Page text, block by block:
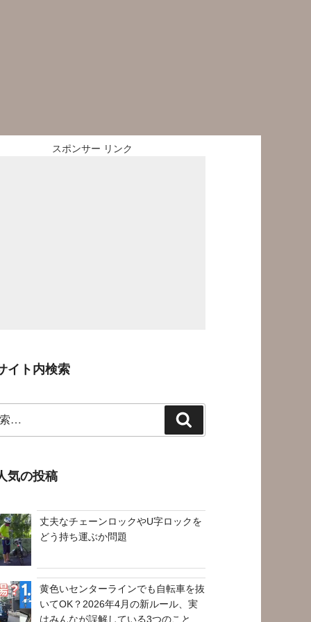
スポンサー リンク
イト内検索
索
気の投稿
丈夫なチェーンロックやU字ロックを
どう持ち運ぶか問題
黄色いセンターラインでも自転車を抜
いてOK？2026年4月の新ルール、実
はみんなが誤解している3つのこと